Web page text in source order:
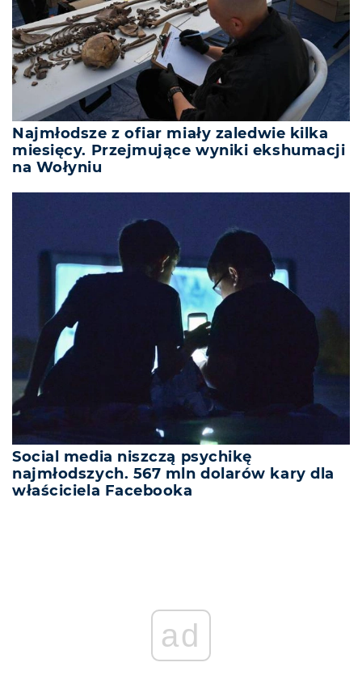
Najmłodsze z ofiar miały zaledwie kilka
miesięcy. Przejmujące wyniki ekshumacji
na Wołyniu
Social media niszczą psychikę
najmłodszych. 567 mln dolarów kary dla
właściciela Facebooka
ad